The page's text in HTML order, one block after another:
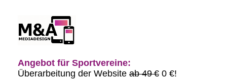
Angebot für Sportvereine:
Überarbeitung der Website ab 49 € 0 €!